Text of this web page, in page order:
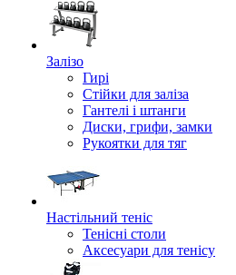
Залізо
Гирі
Стійки для заліза
Гантелі і штанги
Диски, грифи, замки
Рукоятки для тяг
Настільний теніс
Тенісні столи
Аксесуари для тенісу